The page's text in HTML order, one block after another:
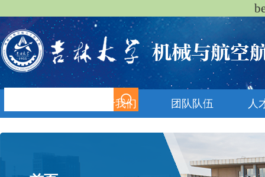
关于我们 团队队伍 人